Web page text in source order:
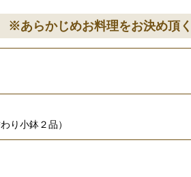
あらかじめお料理をお決め頂
り小鉢２品）